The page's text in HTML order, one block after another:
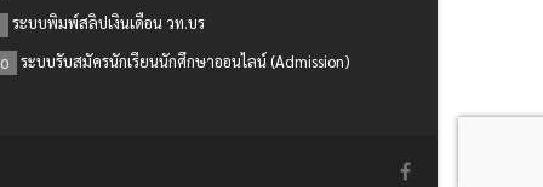
ระบบพิมพ์สลิปเงินเดือน วท.บร
ระบบรับสมัครนักเรียนนักศึกษาออนไลน์ (Admission)